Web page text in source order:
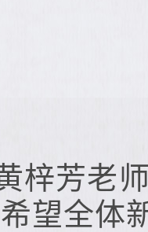
梓芳老
望全体